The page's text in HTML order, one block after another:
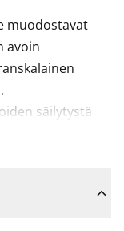
muodostavat
avoin
säilytystä
ja